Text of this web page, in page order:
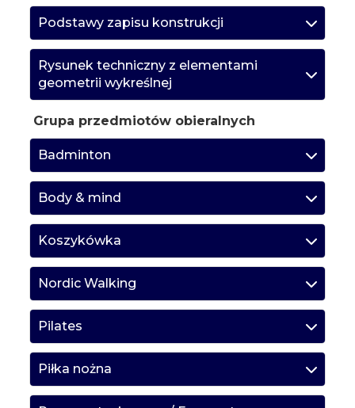
Podstawy zapisu konstrukcji
Rysunek techniczny z elementami
geometrii wykreślnej
Grupa przedmiotów obieralnych
Badminton
Body & mind
Koszykówka
Nordic Walking
Pilates
Piłka nożna